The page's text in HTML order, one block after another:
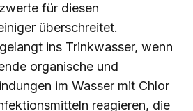
für diesen
überschreitet.
ins Trinkwasser, wenn
organische und
im Wasser mit Chlor
reagieren, die